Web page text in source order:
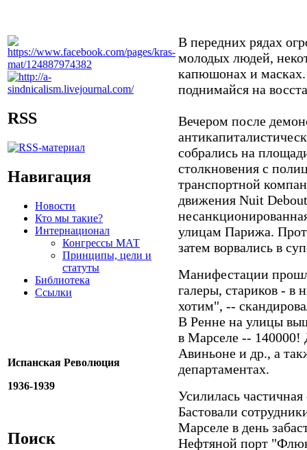
RSS
Навигация
Новости
Кто мы такие?
Интернационал
Конгрессы МАТ
Принципы, цели и
статуты
Библиотека
Ссылки
Испанская Революция
1936-1939
Поиск
В передних рядах
молодых людей,
капюшонах и
поднимайся на
Вечером после
собрались на
столкновения с
транспортной
движения Nuit
улицам Парижа.
затем ворвались в
Манифестации
галеры, стариков - в
хотим", --
В Ренне на улицы
в Марселе --
Авиньоне и др., а
департаментах.
Усилилась
Бастовали
Марселе в день
Нефтяной порт